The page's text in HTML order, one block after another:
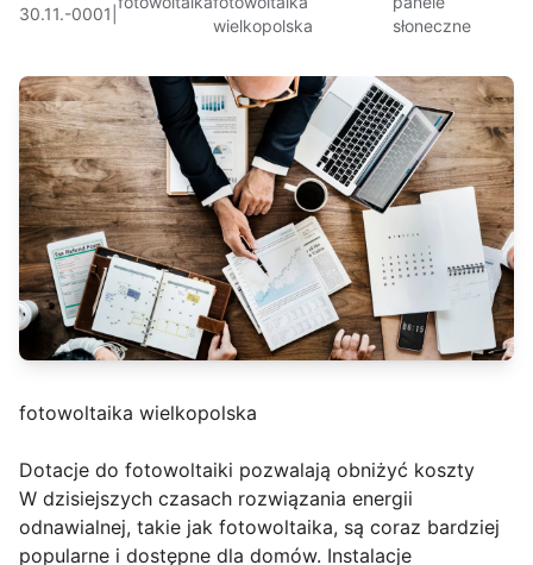
30.11.-0001
wielkopolska
słoneczne
fotowoltaika wielkopolska
Dotacje do fotowoltaiki pozwalają obniżyć koszty
W dzisiejszych czasach rozwiązania energii
odnawialnej, takie jak fotowoltaika, są coraz bardziej
popularne i dostępne dla domów. Instalacje